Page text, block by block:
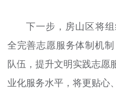
下一步，房山区将
全完善志愿服务体制机
队伍，提升文明实践志愿
业化服务水平，将更贴心